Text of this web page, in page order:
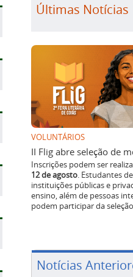
Últimas Notícias
VOLUNTÁRIOS
II Flig abre seleção de
Inscrições podem ser
12 de agosto. Estudantes de
instituições públicas e
ensino, além de pessoas
podem participar da
Notícias